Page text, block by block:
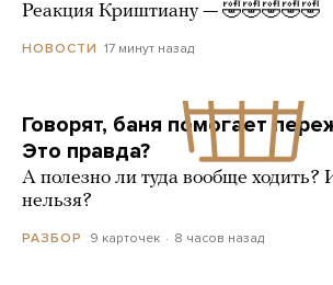
Реакция Криштиану — 🤣🤣🤣🤣🤣
НОВОСТИ 17 минут назад
Говорят, баня помогает
Это правда?
А полезно ли туда вообще ходить?
нельзя?
РАЗБОР 9 карточек 8 часов назад